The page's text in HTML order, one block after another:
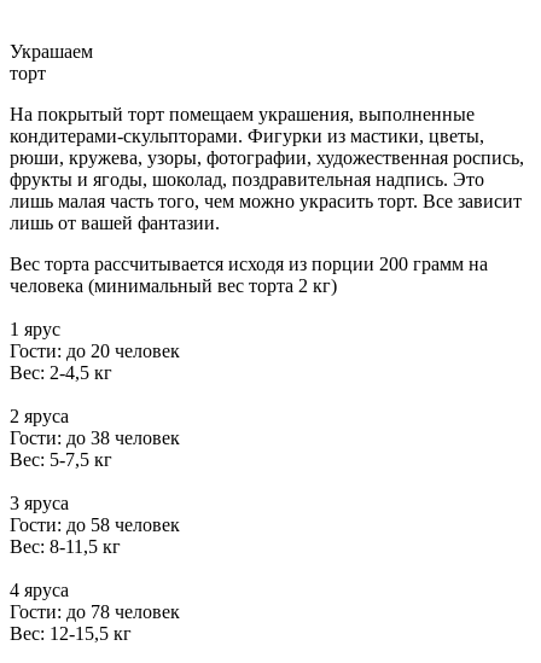
Украшаем
торт
На покрытый торт помещаем украшения, выполненные
кондитерами-скульпторами. Фигурки из мастики, цветы,
рюши, кружева, узоры, фотографии, художественная роспись,
фрукты и ягоды, шоколад, поздравительная надпись. Это
лишь малая часть того, чем можно украсить торт. Все зависит
лишь от вашей фантазии.
Вес торта рассчитывается исходя из порции 200 грамм на
человека (минимальный вес торта 2 кг)
1 ярус
Гости: до 20 человек
Вес: 2-4,5 кг
2 яруса
Гости: до 38 человек
Вес: 5-7,5 кг
3 яруса
Гости: до 58 человек
Вес: 8-11,5 кг
4 яруса
Гости: до 78 человек
Вес: 12-15,5 кг